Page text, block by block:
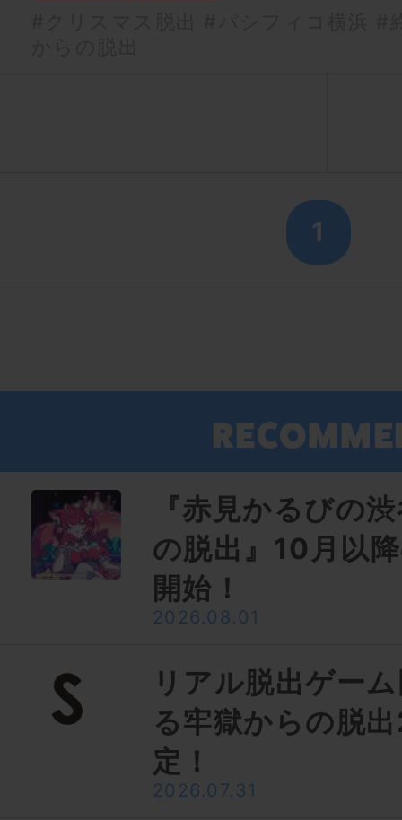
1
『赤見かるびの
の脱出』10月以
開始！
2026.08.01
リアル脱出ゲー
る牢獄からの脱
定！
2026.07.31